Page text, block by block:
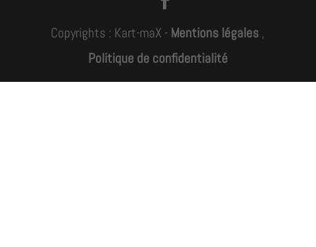
Copyrights : Kart-maX - Mentions légales ,
Politique de confidentialité